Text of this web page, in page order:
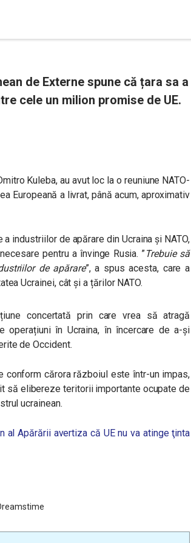
de Externe spune că țara sa a
cele un milion promise de UE.
Kuleba, au avut loc la o reuniune NATO-
Europeană a livrat, până acum, aproximativ
industriilor de apărare din Ucraina și NATO,
pentru a învinge Rusia. ”Trebuie să
de apărare”, a spus acesta, care a
Ucrainei, cât și a țărilor NATO.
concertată prin care vrea să atragă
în Ucraina, în încercare de a-și
de Occident.
conform cărora războiul este într-un impas,
să elibereze teritorii importante ocupate de
ucrainean.
al Apărării avertiza că UE nu va atinge ţinta